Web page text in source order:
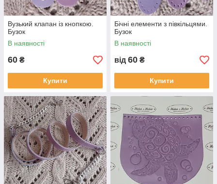
Вузький клапан із кнопкою.
Бузок
В наявності
60 ₴
Купити
Бічні елементи з півкільцями.
Бузок
В наявності
від 60 ₴
Купити